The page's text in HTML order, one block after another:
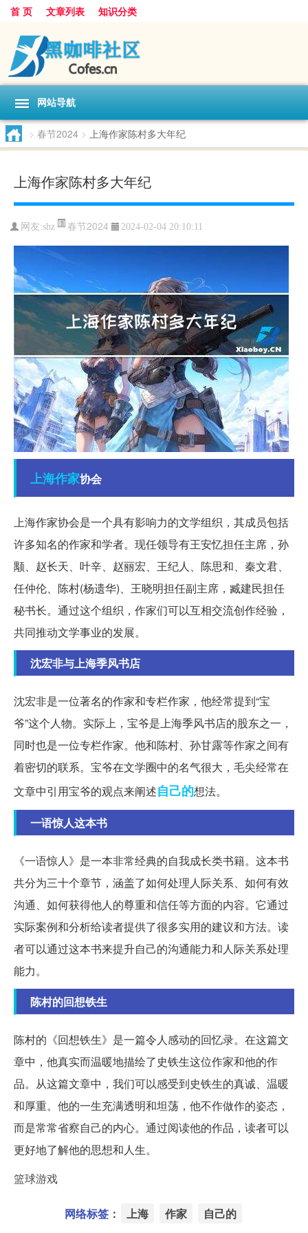
首 页 文章列表 知识分类
网站导航
> 春节2024 > 上海作家陈村多大年纪
上海作家陈村多大年纪
网友:shz 春节2024 2024-02-04 20:10:11
上海作家协会
上海作家协会是一个具有影响力的文学组织，其成员包括
许多知名的作家和学者。现任领导有王安忆担任主席，孙
颙、赵长天、叶辛、赵丽宏、王纪人、陈思和、秦文君、
任仲伦、陈村(杨遗华)、王晓明担任副主席，臧建民担任
秘书长。通过这个组织，作家们可以互相交流创作经验，
共同推动文学事业的发展。
沈宏非与上海季风书店
沈宏非是一位著名的作家和专栏作家，他经常提到“宝
爷”这个人物。实际上，宝爷是上海季风书店的股东之一，
同时也是一位专栏作家。他和陈村、孙甘露等作家之间有
着密切的联系。宝爷在文学圈中的名气很大，毛尖经常在
文章中引用宝爷的观点来阐述自己的想法。
一语惊人这本书
《一语惊人》是一本非常经典的自我成长类书籍。这本书
共分为三十个章节，涵盖了如何处理人际关系、如何有效
沟通、如何获得他人的尊重和信任等方面的内容。它通过
实际案例和分析给读者提供了很多实用的建议和方法。读
者可以通过这本书来提升自己的沟通能力和人际关系处理
能力。
陈村的回想铁生
陈村的《回想铁生》是一篇令人感动的回忆录。在这篇文
章中，他真实而温暖地描绘了史铁生这位作家和他的作
品。从这篇文章中，我们可以感受到史铁生的真诚、温暖
和厚重。他的一生充满透明和坦荡，他不作做作的姿态，
而是常常省察自己的内心。通过阅读他的作品，读者可以
更好地了解他的思想和人生。
篮球游戏
网络标签： 上海 作家 自己的